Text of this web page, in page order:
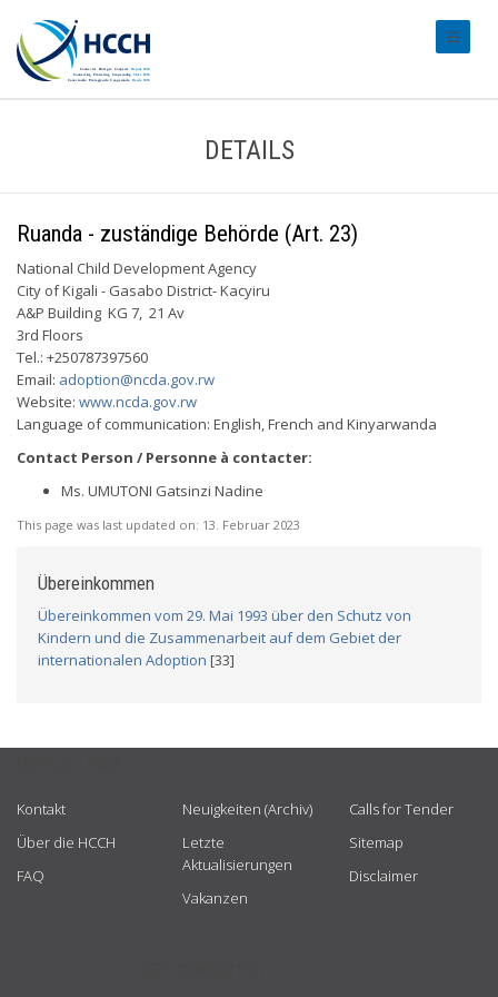
DETAILS
Ruanda - zuständige Behörde (Art. 23)
National Child Development Agency
City of Kigali - Gasabo District- Kacyiru
A&P Building KG 7, 21 Av
3rd Floors
Tel.: +250787397560
Email: adoption@ncda.gov.rw
Website: www.ncda.gov.rw
Language of communication: English, French and Kinyarwanda
Contact Person / Personne à contacter:
Ms. UMUTONI Gatsinzi Nadine
This page was last updated on: 13. Februar 2023
Übereinkommen
Übereinkommen vom 29. Mai 1993 über den Schutz von
Kindern und die Zusammenarbeit auf dem Gebiet der
internationalen Adoption [33]
Kontakt
Über die HCCH
FAQ
Neuigkeiten (Archiv)
Letzte
Aktualisierungen
Vakanzen
Calls for Tender
Sitemap
Disclaimer